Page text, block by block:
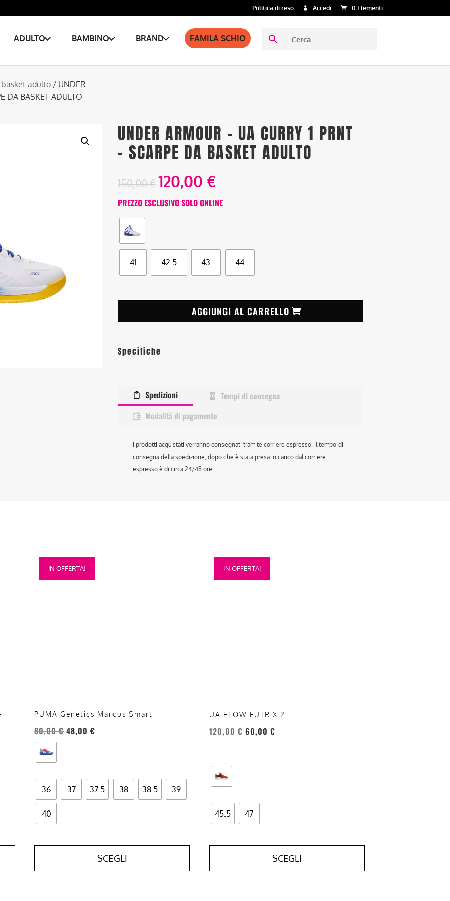
Politica di reso Accedi 0 Elementi
ADULTO BAMBINO BRAND FAMILA SCHIO
adulto / UNDER
DA BASKET ADULTO
UNDER ARMOUR – UA CURRY 1 PRNT
– SCARPE DA BASKET ADULTO
150,00€120,00 €
PREZZO ESCLUSIVO SOLO ONLINE
41 42.5 43 44
AGGIUNGI AL CARRELLO
Specifiche
Spedizioni
Tempi di consegna
Modalità di pagamento
I prodotti acquistati verranno consegnati tramite corriere espresso. Il tempo di
consegna della spedizione, dopo che è stata presa in carico dal corriere
espresso è di circa 24/48 ore.
IN OFFERTA!
PUMA Genetics Marcus Smart
80,00€ 48,00€
36 37 37.5 38 38.5 39
40
SCEGLI
Questo
prodotto
del
prodotto
IN OFFERTA!
UA FLOW FUTR X 2
120,00€ 60,00 €
45.5 47
SCEGLI
Questo
prodotto
del
prodotto